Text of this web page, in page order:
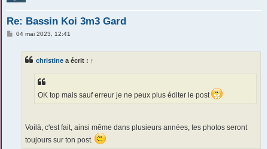
Re: Bassin Koi 3m3 Gard
M04 mai 2023, 12:41
christine a écrit : ↑
OK top mais sauf erreur je ne peux plus éditer le post
Voilà, c'est fait, ainsi même dans plusieurs années, tes photos seront
toujours sur ton post.